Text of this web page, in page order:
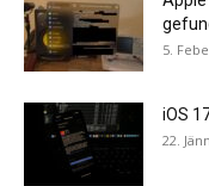
5.
iOS
22.